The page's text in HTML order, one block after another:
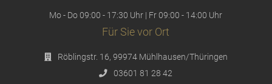
Mo - Do 09:00 - 17:30 Uhr | Fr 09:00 - 14:00 Uhr
Für Sie vor Ort
Röblingstr. 16, 99974 Mühlhausen/Thüringen
03601 81 28 42